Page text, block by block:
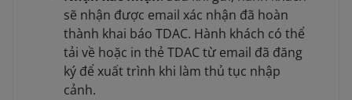
sẽ nhận được email xác nhận đã hoàn
thành khai báo TDAC. Hành khách có thể
tải về hoặc in thẻ TDAC từ email đã đăng
ký để xuất trình khi làm thủ tục nhập
cảnh.